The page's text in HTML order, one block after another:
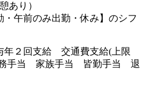
あり）
・午前のみ出勤・休み】のシフ
２回支給 交通費支給(上限
手当 家族手当 皆勤手当 退